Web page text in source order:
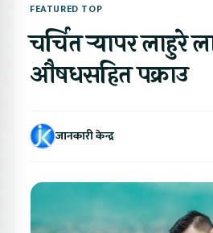
FEATURED TOP
चर्चित र्‍यापर लाहुरे
औषधसहित पक्राउ
जानकारी केन्द्र